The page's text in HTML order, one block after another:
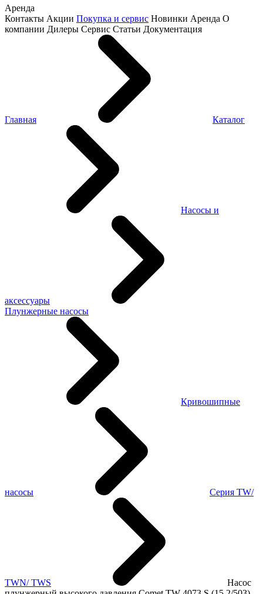
Аренда
Контакты Акции Покупка и сервис Новинки Аренда О
компании Дилеры Сервис Статьи Документация
Главная Каталог
Насосы и
аксессуары
Плунжерные насосы
Кривошипные
насосы Серия TW/
TWN/ TWS
Насос